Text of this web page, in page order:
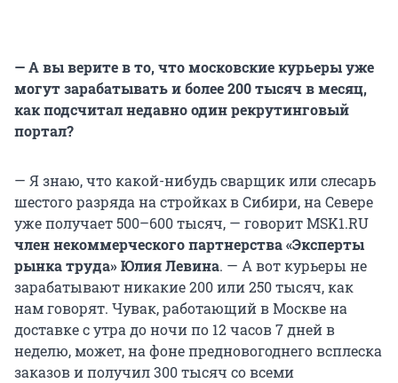
— А вы верите в то, что московские курьеры уже
могут зарабатывать и более 200 тысяч в месяц,
как подсчитал недавно один рекрутинговый
портал?
— Я знаю, что какой-нибудь сварщик или слесарь
шестого разряда на стройках в Сибири, на Севере
уже получает 500–600 тысяч, — говорит MSK1.RU
член некоммерческого партнерства «Эксперты
рынка труда» Юлия Левина. — А вот курьеры не
зарабатывают никакие 200 или 250 тысяч, как
нам говорят. Чувак, работающий в Москве на
доставке с утра до ночи по 12 часов 7 дней в
неделю, может, на фоне предновогоднего всплеска
заказов и получил 300 тысяч со всеми